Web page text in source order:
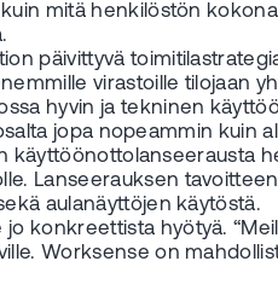
mitä henkilöstön
päivittyvä
virastoille tilojaan
hyvin ja tekninen
jopa nopeammin
Lanseerauksen
aulanäyttöjen käytöstä.
konkreettista hyötyä.
Worksense on